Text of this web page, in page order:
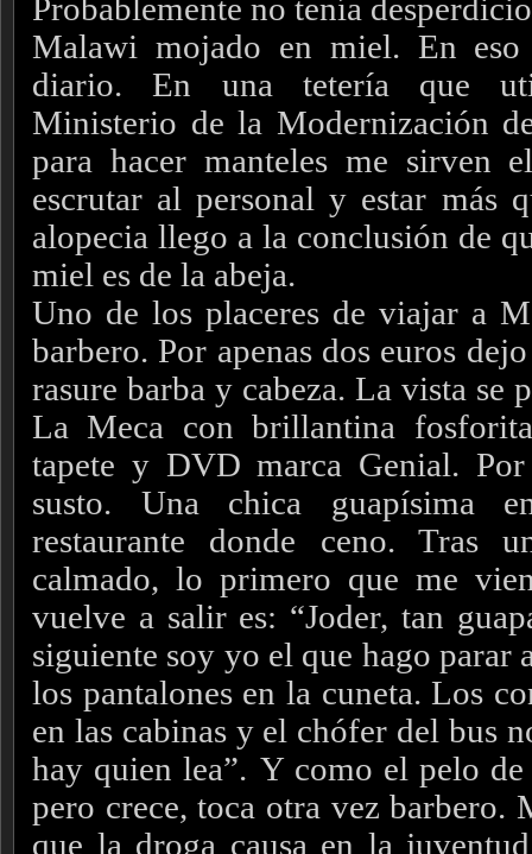
Probablemente no tenía
Malawi mojado en miel. En eso
diario. En una tetería que
Ministerio de la Modernización
para hacer manteles me sirven
escrutar al personal y estar más
alopecia llego a la conclusión de
miel es de la abeja.
Uno de los placeres de viajar a
barbero. Por apenas dos euros
rasure barba y cabeza. La vista se
La Meca con brillantina
tapete y DVD marca Genial.
susto. Una chica guapísima
restaurante donde ceno. Tras
calmado, lo primero que me
vuelve a salir es: “Joder, tan
siguiente soy yo el que hago parar
los pantalones en la cuneta. Los
en las cabinas y el chófer del bus
hay quien lea”. Y como el pelo
pero crece, toca otra vez barbero.
que la droga causa en la